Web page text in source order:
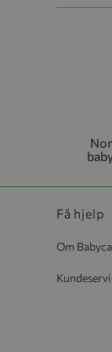
Få hjelp
Om